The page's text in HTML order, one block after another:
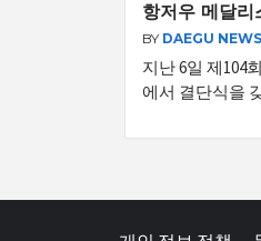
항저우 메달리
BY DAEGU NEWS
지난 6일 제104
에서 결단식을